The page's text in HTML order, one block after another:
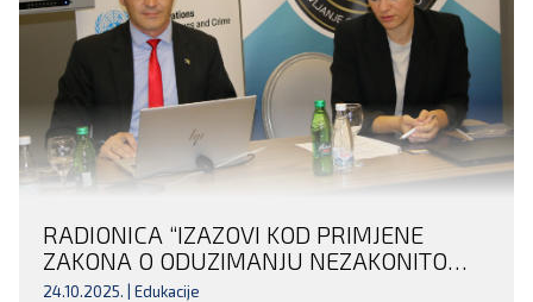
RADIONICA “IZAZOVI KOD PRIMJENE
ZAKONA O ODUZIMANJU NEZAKONITO
STEČENE IMOVINE KRIVIČNIM DJELOM
24.10.2025. | Edukacije